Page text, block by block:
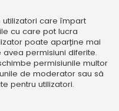
utilizatori care împart
cu care pot lucra
poate aparține mai
permisiuni diferite.
permisiunile multor
de moderator sau să
pentru utilizatori.